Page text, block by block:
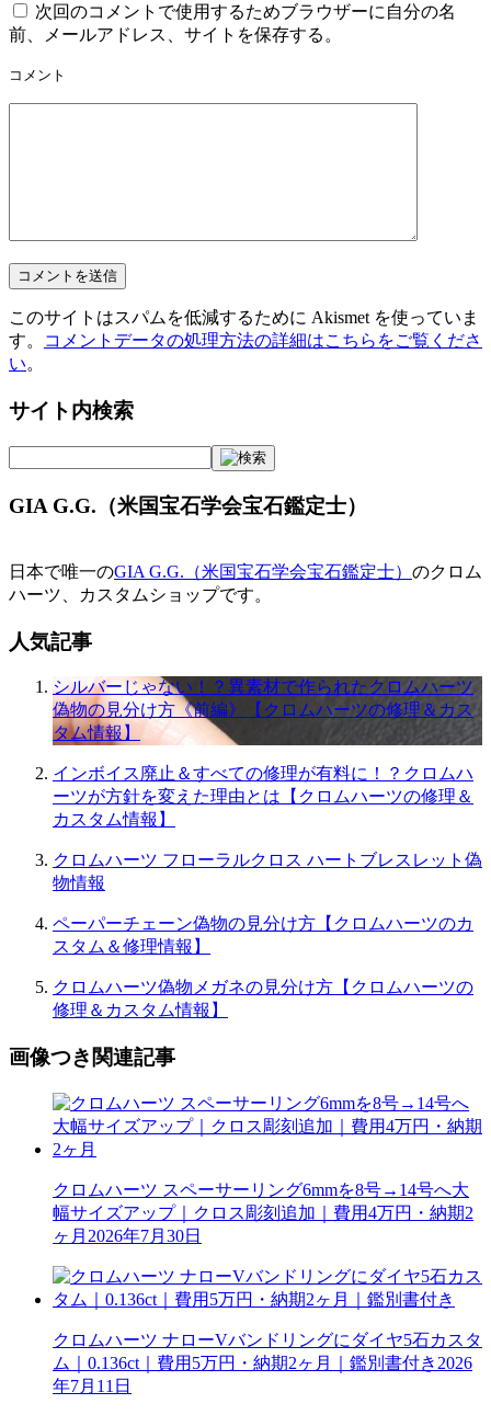
次回のコメントで使用するためブラウザーに自分の名
前、メールアドレス、サイトを保存する。
コメント
このサイトはスパムを低減するために Akismet を使っていま
す。
コメントデータの処理方法の詳細はこちらをご覧くださ
い。
サイト内検索
GIA G.G.（米国宝石学会宝石鑑定士）
日本で唯一のGIA G.G.（米国宝石学会宝石鑑定士） のクロム
ハーツ、カスタムショップです。
人気記事
シルバーじゃない！？異素材で作られたクロムハーツ
偽物の見分け方《前編》【クロムハーツの修理＆カス
タム情報】
インボイス廃止＆すべての修理が有料に！？クロムハ
ーツが方針を変えた理由とは【クロムハーツの修理＆
カスタム情報】
クロムハーツ フローラルクロス ハートブレスレット偽
物情報
ペーパーチェーン偽物の見分け方【クロムハーツのカ
スタム＆修理情報】
クロムハーツ偽物メガネの見分け方【クロムハーツの
修理＆カスタム情報】
画像つき関連記事
クロムハーツ スペーサーリング6mmを8号→14号へ大
幅サイズアップ｜クロス彫刻追加｜費用4万円・納期2
ヶ月 2026年7月30日
クロムハーツ ナローVバンドリングにダイヤ5石カスタ
ム｜0.136ct｜費用5万円・納期2ヶ月｜鑑別書付き 2026
年7月11日